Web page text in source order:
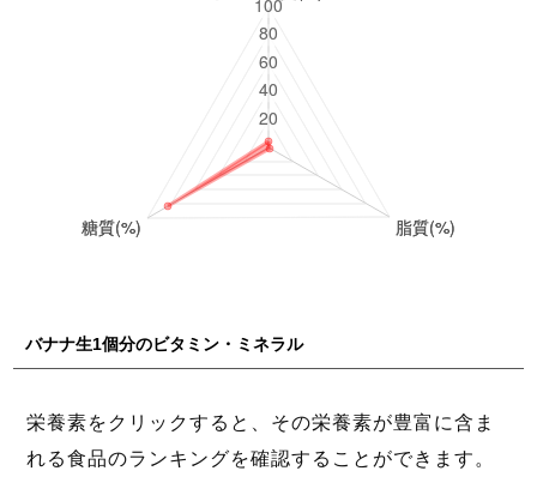
バナナ生1個分のビタミン・ミネラル
栄養素をクリックすると、その栄養素が豊富に含ま
れる食品のランキングを確認することができます。